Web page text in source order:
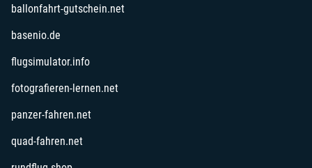
ballonfahrt-gutschein.netöffnet in neuem Fenster
basenio.de
flugsimulator.infoöffnet in neuem Fenster
fotografieren-lernen.netöffnet in neuem Fenster
panzer-fahren.netöffnet in neuem Fenster
quad-fahren.netöffnet in neuem Fenster